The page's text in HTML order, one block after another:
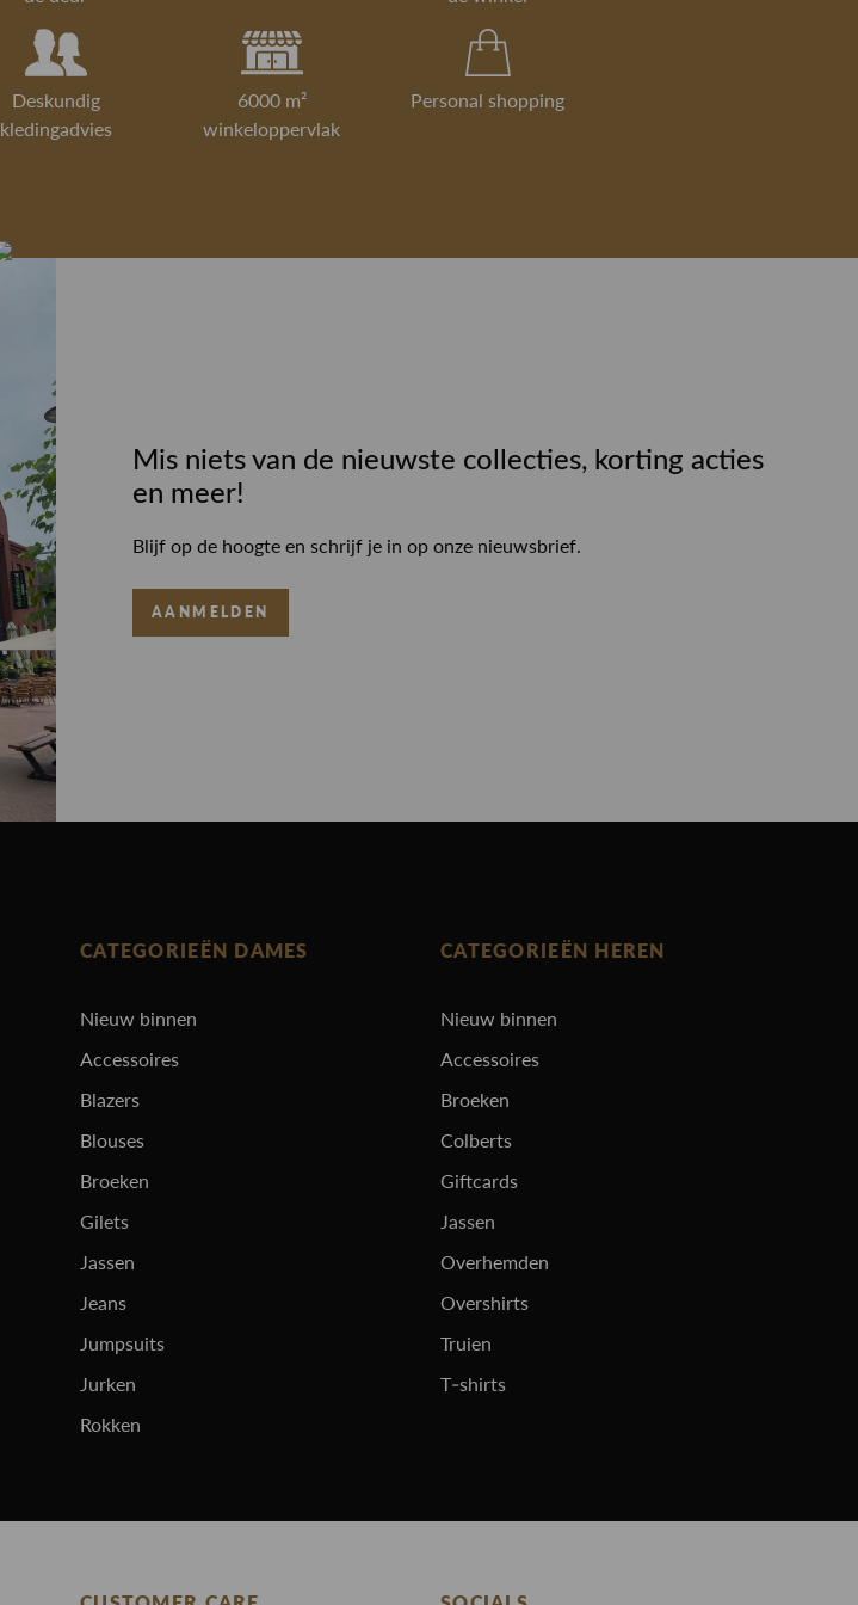
Deskundig
kledingadvies
6000 m²
winkeloppervlak
Personal shopping
Mis niets van de nieuwste collecties, korting acties
en meer!
Blijf op de hoogte en schrijf je in op onze nieuwsbrief.
AANMELDEN
CATEGORIEËN DAMES
Nieuw binnen
Accessoires
Blazers
Blouses
Broeken
Gilets
Jassen
Jeans
Jumpsuits
Jurken
Rokken
CATEGORIEËN HEREN
Nieuw binnen
Accessoires
Broeken
Colberts
Giftcards
Jassen
Overhemden
Overshirts
Truien
T-shirts